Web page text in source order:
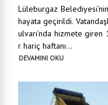
Lüleburgaz
hayata geçirildi.
ulvarı’nda hizmete giren
r hariç haftanı...
DEVAMINI OKU